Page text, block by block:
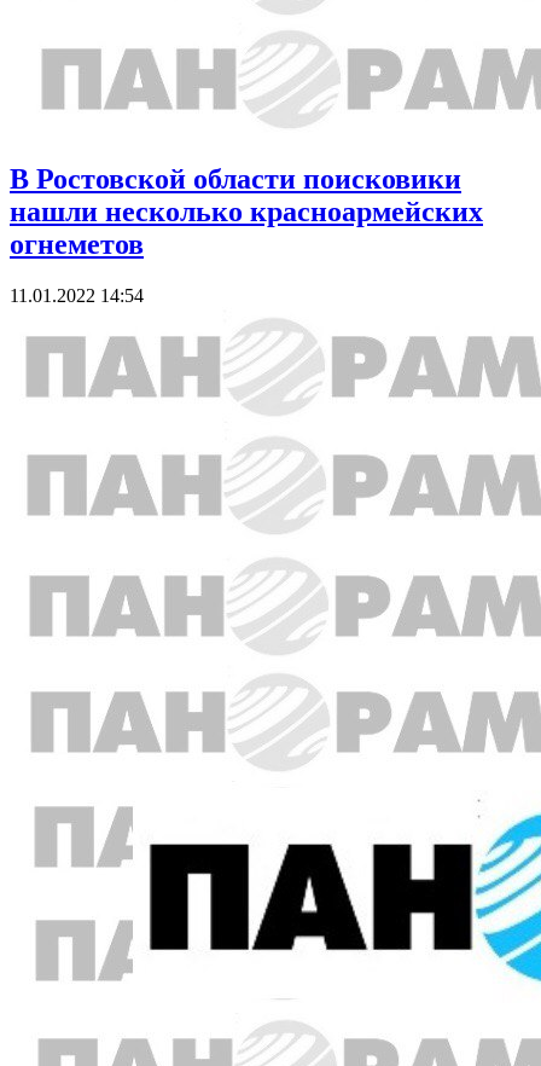
В Ростовской области поисковики
нашли несколько красноармейских
огнеметов
11.01.2022 14:54